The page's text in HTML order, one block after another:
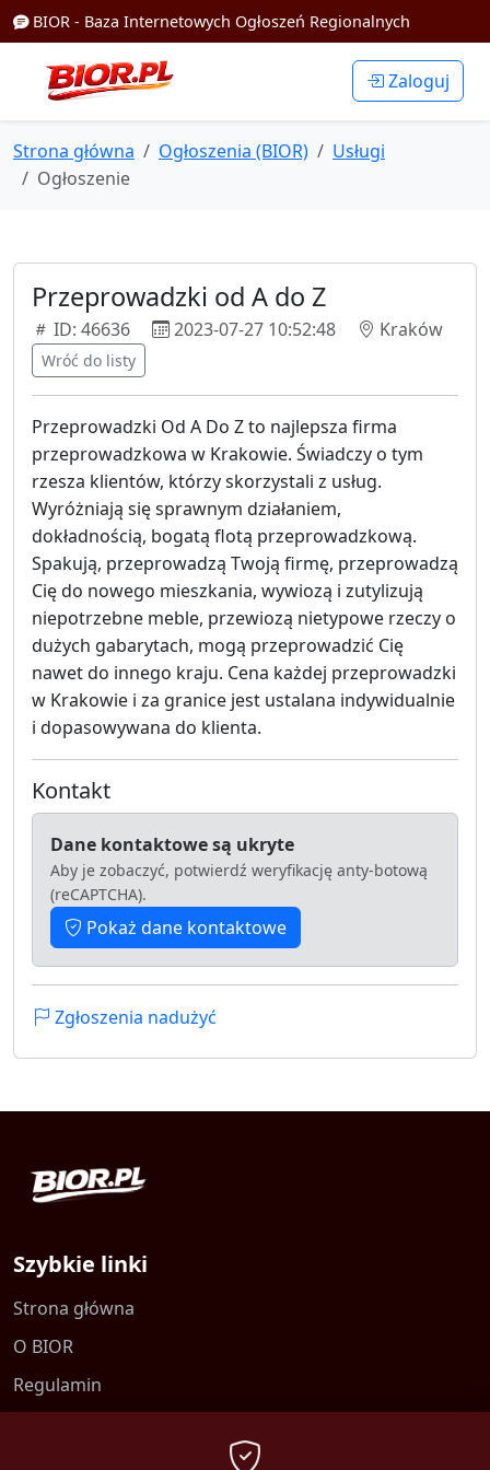
BIOR - Baza Internetowych Ogłoszeń Regionalnych
Zaloguj
Strona główna Ogłoszenia (BIOR)
Usługi
Ogłoszenie
Przeprowadzki od A do Z
ID: 46636 2023-07-27 10:52:48 Kraków
Wróć do listy
Przeprowadzki Od A Do Z to najlepsza firma
przeprowadzkowa w Krakowie. Świadczy o tym
rzesza klientów, którzy skorzystali z usług.
Wyróżniają się sprawnym działaniem,
dokładnością, bogatą flotą przeprowadzkową.
Spakują, przeprowadzą Twoją firmę, przeprowadzą
Cię do nowego mieszkania, wywiozą i zutylizują
niepotrzebne meble, przewiozą nietypowe rzeczy o
dużych gabarytach, mogą przeprowadzić Cię
nawet do innego kraju. Cena każdej przeprowadzki
w Krakowie i za granice jest ustalana indywidualnie
i dopasowywana do klienta.
Kontakt
Dane kontaktowe są ukryte
Aby je zobaczyć, potwierdź weryfikację anty-botową
(reCAPTCHA).
Pokaż dane kontaktowe
Zgłoszenia nadużyć
Szybkie linki
Strona główna
O BIOR
Regulamin